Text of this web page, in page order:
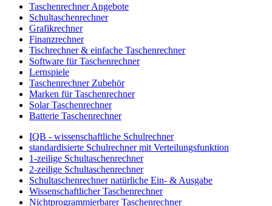
Taschenrechner Angebote
Schultaschenrechner
Grafikrechner
Finanzrechner
Tischrechner & einfache Taschenrechner
Software für Taschenrechner
Lernspiele
Taschenrechner Zubehör
Marken für Taschenrechner
Solar Taschenrechner
Batterie Taschenrechner
IQB - wissenschaftliche Schulrechner
standardisierte Schulrechner mit Verteilungsfunktion
1-zeilige Schultaschenrechner
2-zeilige Schultaschenrechner
Schultaschenrechner natürliche Ein- & Ausgabe
Wissenschaftlicher Taschenrechner
Nichtprogrammierbarer Taschenrechner